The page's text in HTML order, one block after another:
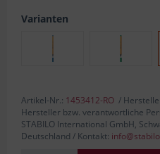
Varianten
Artikel-Nr.: 1453412-RO /
Hersteller bzw. verantwortliche
STABILO International GmbH,
Deutschland / Kontakt: